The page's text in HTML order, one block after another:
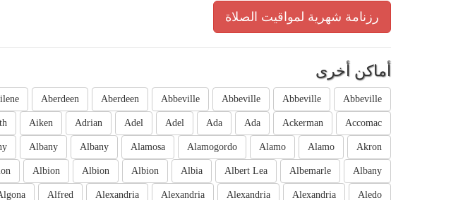
رزنامة شهرية لمواقيت الصلاة
أماكن أخرى
Abbeville
Abbeville
Abbeville
Abbeville
Aberdeen
Aberdeen
Accomac
Ackerman
Ada
Ada
Adel
Adel
Adrian
Aiken
Akron
Alamo
Alamo
Alamogordo
Alamosa
Albany
Albany
Albany
Albemarle
Albert Lea
Albia
Albion
Albion
Albion
Aledo
Alexandria
Alexandria
Alexandria
Alexandria
Alfred